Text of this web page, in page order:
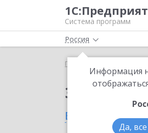
Система программ
Россия
Информация
Да,
Главная
Заказать
в Бору